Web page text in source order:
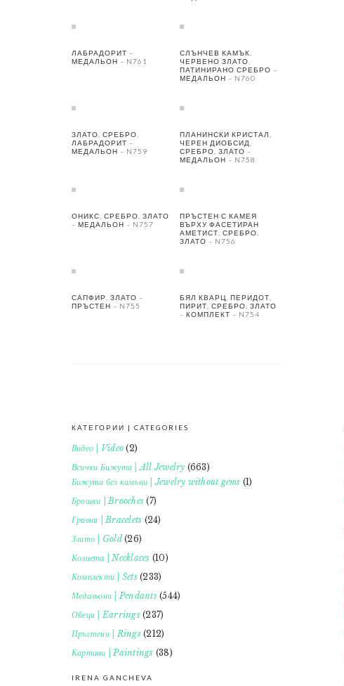
ЛАБРАДОРИТ –
МЕДАЛЬОН – N761
СЛЪНЧЕВ КАМЪК,
ЧЕРВЕНО ЗЛАТО,
ПАТИНИРАНО СРЕБРО –
МЕДАЛЬОН – N760
ЗЛАТО, СРЕБРО,
ЛАБРАДОРИТ –
МЕДАЛЬОН – N759
ПЛАНИНСКИ КРИСТАЛ,
ЧЕРЕН ДИОБСИД,
СРЕБРО, ЗЛАТО –
МЕДАЛЬОН – N758
ОНИКС, СРЕБРО, ЗЛАТО
– МЕДАЛЬОН – N757
ПРЪСТЕН С КАМЕЯ
ВЪРХУ ФАСЕТИРАН
АМЕТИСТ, СРЕБРО,
ЗЛАТО – N756
САПФИР, ЗЛАТО –
ПРЪСТЕН – N755
БЯЛ КВАРЦ, ПЕРИДОТ,
ПИРИТ, СРЕБРО, ЗЛАТО
– КОМПЛЕКТ – N754
КАТЕГОРИИ | CATEGORIES
Видео | Video (2)
Всички Бижута | All Jewelry (663)
Бижута без камъни | Jewelry without gems (1)
Брошки | Brooches (7)
Гривни | Bracelets (24)
Злато | Gold(26)
Колиета | Necklaces (10)
Комплекти | Sets(233)
Медальони | Pendants(544)
Обеци | Earrings(237)
Пръстени | Rings(212)
Картини | Paintings (38)
IRENA GANCHEVA